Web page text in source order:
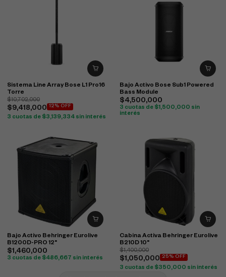
Sistema Line Array Bose L1 Pro16
Torre
$10,702,000
$9,418,000 12% OFF
3 cuotas de $3,139,334 sin interés
Bajo Activo Bose Sub1 Powered
Bass Module
$4,500,000
3 cuotas de $1,500,000 sin
interés
Bajo Activo Behringer Eurolive
B1200D-PRO 12"
$1,460,000
3 cuotas de $486,667 sin interés
Cabina Activa Behringer Eurolive
B210D 10"
$1,400,000
$1,050,000 25% OFF
3 cuotas de $350,000 sin interés